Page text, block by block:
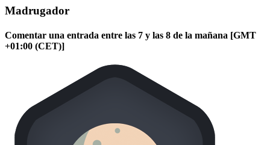
Madrugador
Comentar una entrada entre las 7 y las 8 de la mañana [GMT
+01:00 (CET)]